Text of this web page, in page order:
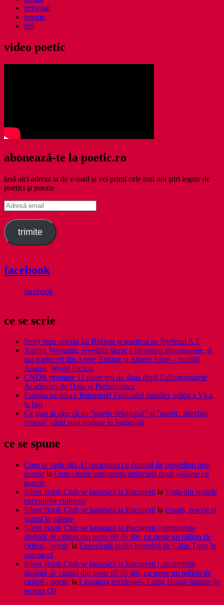
personal
poeme
util
video poetic
abonează-te la poetic.ro
lasă aici adresa ta de e-mail şi vei primi cele mai noi ştiri legate de
poetici şi poezie
Adresă
email
trimite
facebook
facebook
ce se scrie
Story time poezia lui Răzvan și poeticul pe înțelesul A.I.
Aurora Venturini, revelația târzie a literaturii argentiniene, și
noi traduceri din Annie Ernaux și Ahmet Altan – noutăți
Anansi. World Fiction
CNDB propune 11 piese noi de dans după Laboaratoarele
Academiei de Dans și Performance
Familia ne aduce împreună! Festivalul familiei, ediția a VI-a,
la Iași
Ce gust ai zice că au ”poetic relațional” și ”poetic. interfața
sonoră” când sunt traduse în înghețată
ce se spune
Cum se vede din AI societatea cu demisii de președinți prin
poezie la Cum citește inteligența artificială două volume cu
poezie
Silent Book Club se lansează la București la Viaţa din spatele
execuţiilor culturale
Silent Book Club se lansează la București la Foarţă, poezie şi
vizual la galerie
Silent Book Club se lansează la București | comunitate
globală de cititori din peste 60 de țări, cu peste un milion de
cititori - poetic la Experiență audio imersivă de Călin Țopa în
spectacol
Silent Book Club se lansează la București | comunitate
globală de cititori din peste 60 de țări, cu peste un milion de
cititori - poetic la Literatura rezidenţei- Ledig House inainte de
lectura (3)